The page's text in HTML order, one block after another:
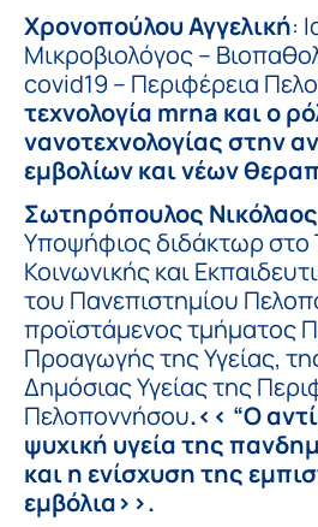
Χρονοπούλου Αγγελική:
Μικροβιολόγος –
covid19 – Περιφέρεια
τεχνολογία mrna και o
νανοτεχνολογίας στην
εμβολίων και νέων
Σωτηρόπουλος Νικόλαος
Υποψήφιος διδάκτωρ στο
Κοινωνικής και
του Πανεπιστημίου
προϊστάμενος τμήματος
Προαγωγής της Υγείας,
Δημόσιας Υγείας της
Πελοποννήσου.<< “Ο
ψυχική υγεία της
και η ενίσχυση της
εμβόλια>>.